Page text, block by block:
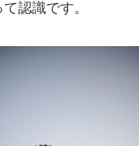
認識です。